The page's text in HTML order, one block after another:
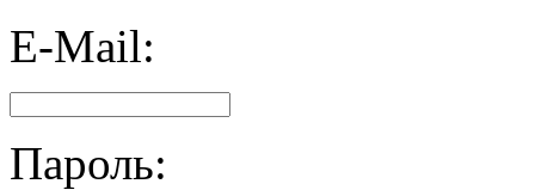
E-Mail:
Пароль: